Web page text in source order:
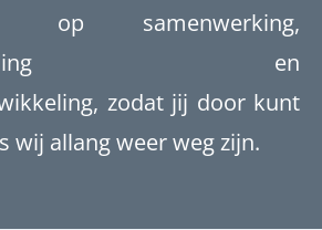
op samenwerking,
en
zodat jij door kunt
wij allang weer weg zijn.